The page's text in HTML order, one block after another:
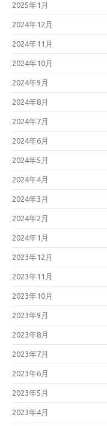
2025年1月
2024年12月
2024年11月
2024年10月
2024年9月
2024年8月
2024年7月
2024年6月
2024年5月
2024年4月
2024年3月
2024年2月
2024年1月
2023年12月
2023年11月
2023年10月
2023年9月
2023年8月
2023年7月
2023年6月
2023年5月
2023年4月